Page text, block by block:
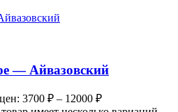
— Айвазовский
3700 ₽ – 12000 ₽